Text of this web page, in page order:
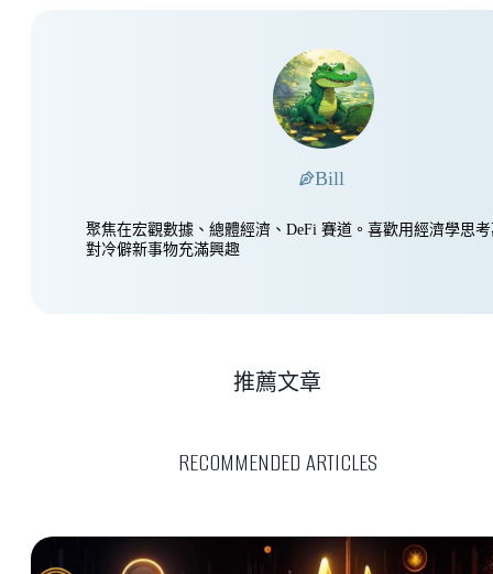
Bill
聚焦在宏觀數據、總體經濟、DeFi 賽道。喜歡用經濟學思
對冷僻新事物充滿興趣
RECOMMENDED ARTICLES
推薦文章